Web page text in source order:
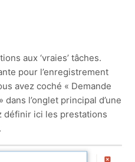
aux ‘vraies’ tâches.
pour l’enregistrement
avez coché « Demande
l’onglet principal d’une
définir ici les prestations